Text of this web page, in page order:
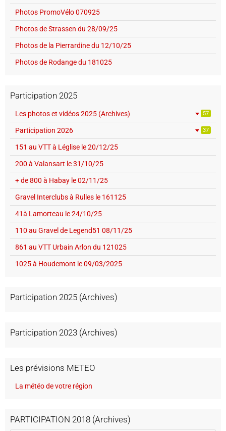
Photos PromoVélo 070925
Photos de Strassen du 28/09/25
Photos de la Pierrardine du 12/10/25
Photos de Rodange du 181025
Participation 2025
Les photos et vidéos 2025 (Archives) 57
Participation 2026 37
151 au VTT à Léglise le 20/12/25
200 à Valansart le 31/10/25
+ de 800 à Habay le 02/11/25
Gravel Interclubs à Rulles le 161125
41à Lamorteau le 24/10/25
110 au Gravel de Legend51 08/11/25
861 au VTT Urbain Arlon du 121025
1025 à Houdemont le 09/03/2025
Participation 2025 (Archives)
Participation 2023 (Archives)
Les prévisions METEO
La météo de votre région
PARTICIPATION 2018 (Archives)